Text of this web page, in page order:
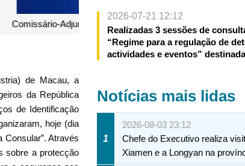
da China na
de Macau, a
da República
de Identificação
hoje (dia
Através
sobre a protecção
2026-07-21 12:12
Realizadas 3 sessões de
“Regime para a regulação de
actividades e eventos”
Notícias mais lidas
1
2026-08-03 23:12
Chefe do Executivo realiza
Xiamen e a Longyan na